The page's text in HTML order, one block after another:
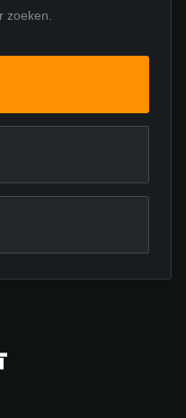
zoeken.